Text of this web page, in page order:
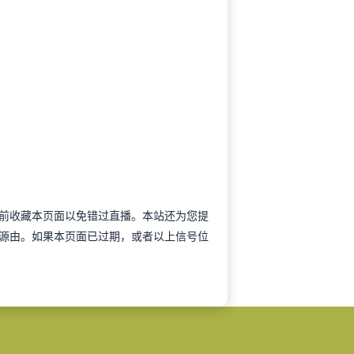
收藏本页面以免错过直播。本站还为您提
由。如果本页面已过期，或者以上信号位